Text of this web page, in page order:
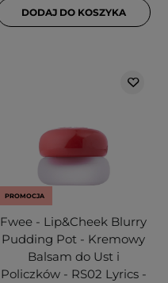
DODAJ DO KOSZYKA
PROMOCJA
Fwee - Lip&Cheek Blurry
Pudding Pot - Kremowy
Balsam do Ust i
Policzków - RS02 Lyrics -